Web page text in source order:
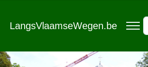
LangsVlaamseWegen.be